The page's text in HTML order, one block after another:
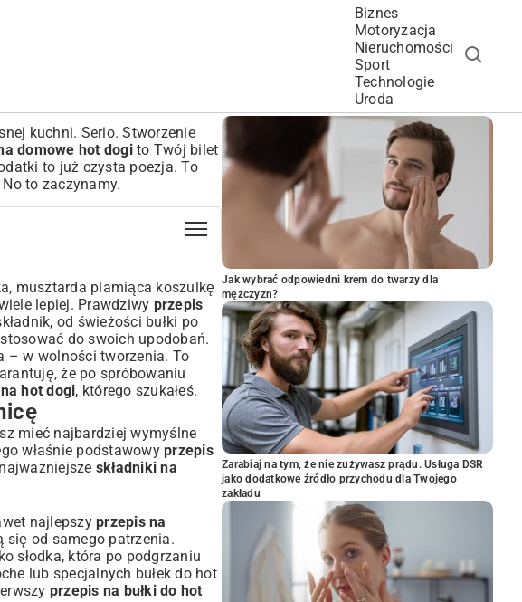
Biznes
Motoryzacja
Nieruchomości
Sport
Technologie
Uroda
kuchni. Serio. Stworzenie
domowe hot dogito Twój bilet
to już czysta poezja. To
to zaczynamy.
musztarda plamiąca koszulkę
lepiej. Prawdziwy przepis
od świeżości bułki po
do swoich upodobań.
– w wolności tworzenia. To
że po spróbowaniu
hot dogi, którego szukałeś.
mieć najbardziej wymyślne
właśnie podstawowy przepis
składniki na
najlepszy przepis na
się od samego patrzenia.
słodka, która po podgrzaniu
lub specjalnych bułek do hot
przepis na bułki do hot
POPULARNE ARTYKUŁY
Jak wybrać odpowiedni krem do twarzy dla
mężczyzn?
Zarabiaj na tym, że nie zużywasz prądu. Usługa DSR
jako dodatkowe źródło przychodu dla Twojego
zakładu